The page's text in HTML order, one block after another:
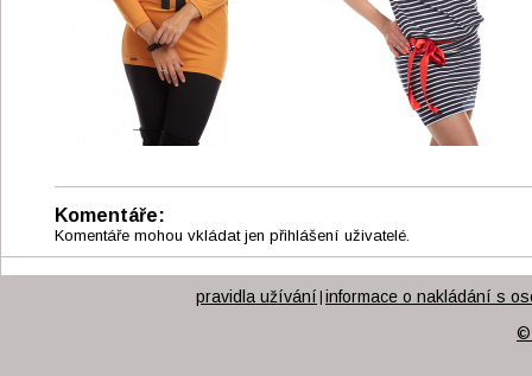
Komentáře:
Komentáře mohou vkládat jen přihlášení uživatelé.
pravidla užívání | informace o nakládání s
©